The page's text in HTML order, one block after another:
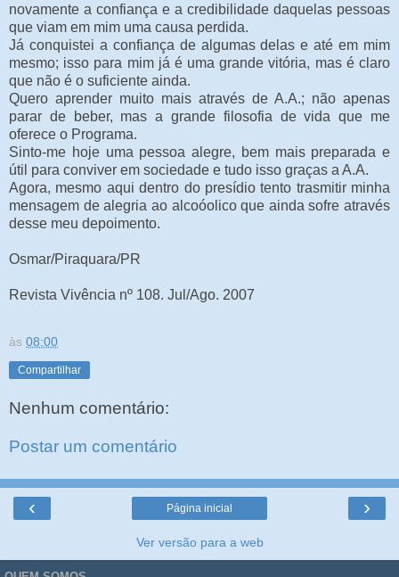
novamente a confiança e a credibilidade daquelas pessoas
que viam em mim uma causa perdida.
Já conquistei a confiança de algumas delas e até em mim
mesmo; isso para mim já é uma grande vitória, mas é claro
que não é o suficiente ainda.
Quero aprender muito mais através de A.A.; não apenas
parar de beber, mas a grande filosofia de vida que me
oferece o Programa.
Sinto-me hoje uma pessoa alegre, bem mais preparada e
útil para conviver em sociedade e tudo isso graças a A.A.
Agora, mesmo aqui dentro do presídio tento trasmitir minha
mensagem de alegria ao alcoóolico que ainda sofre através
desse meu depoimento.
Osmar/Piraquara/PR
Revista Vivência nº 108. Jul/Ago. 2007
às 08:00
Compartilhar
Nenhum comentário:
Postar um comentário
‹ ›
Página inicial
Ver versão para a web